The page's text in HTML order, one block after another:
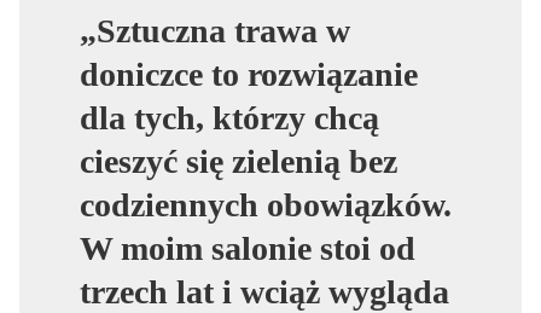
„Sztuczna trawa w
doniczce to rozwiązanie
dla tych, którzy chcą
cieszyć się zielenią bez
codziennych obowiązków.
W moim salonie stoi od
trzech lat i wciąż wygląda